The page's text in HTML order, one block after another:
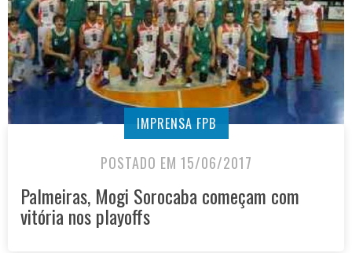
IMPRENSA FPB
POSTADO EM 15/06/2017
Palmeiras, Mogi Sorocaba começam com
vitória nos playoffs